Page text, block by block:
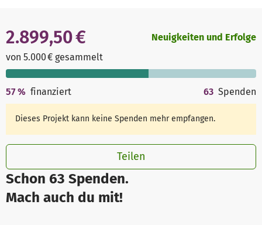
Schon 63 Spenden.
Mach auch du mit!
2.899,50 €
von 5.000 € gesammelt
Neuigkeiten und Erfolge
57% finanziert 63 Spenden
Dieses Projekt kann keine Spenden mehr empfangen.
Teilen